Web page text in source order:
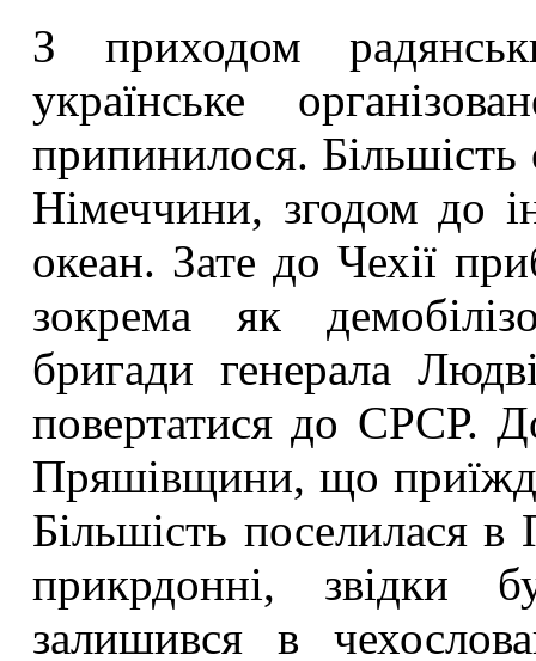
З приходом
українське
припинилося. Більшість
Німеччини, згодом до
океан. Зате до Чехії
зокрема як
бригади генерала
повертатися до СРСР.
Пряшівщини, що
Більшість поселилася в
прикрдонні, звідки
залишився в